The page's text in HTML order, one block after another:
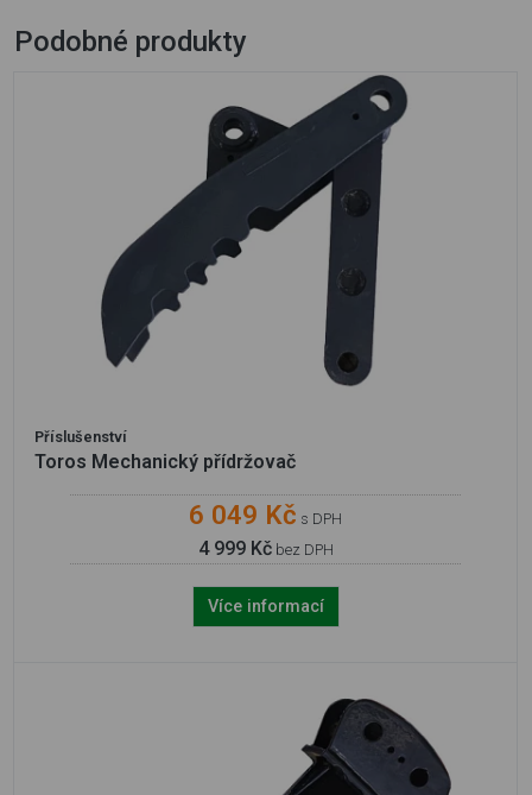
Podobné produkty
Příslušenství
Toros Mechanický přídržovač
6 049 Kč s DPH
4 999 Kčbez DPH
Více informací